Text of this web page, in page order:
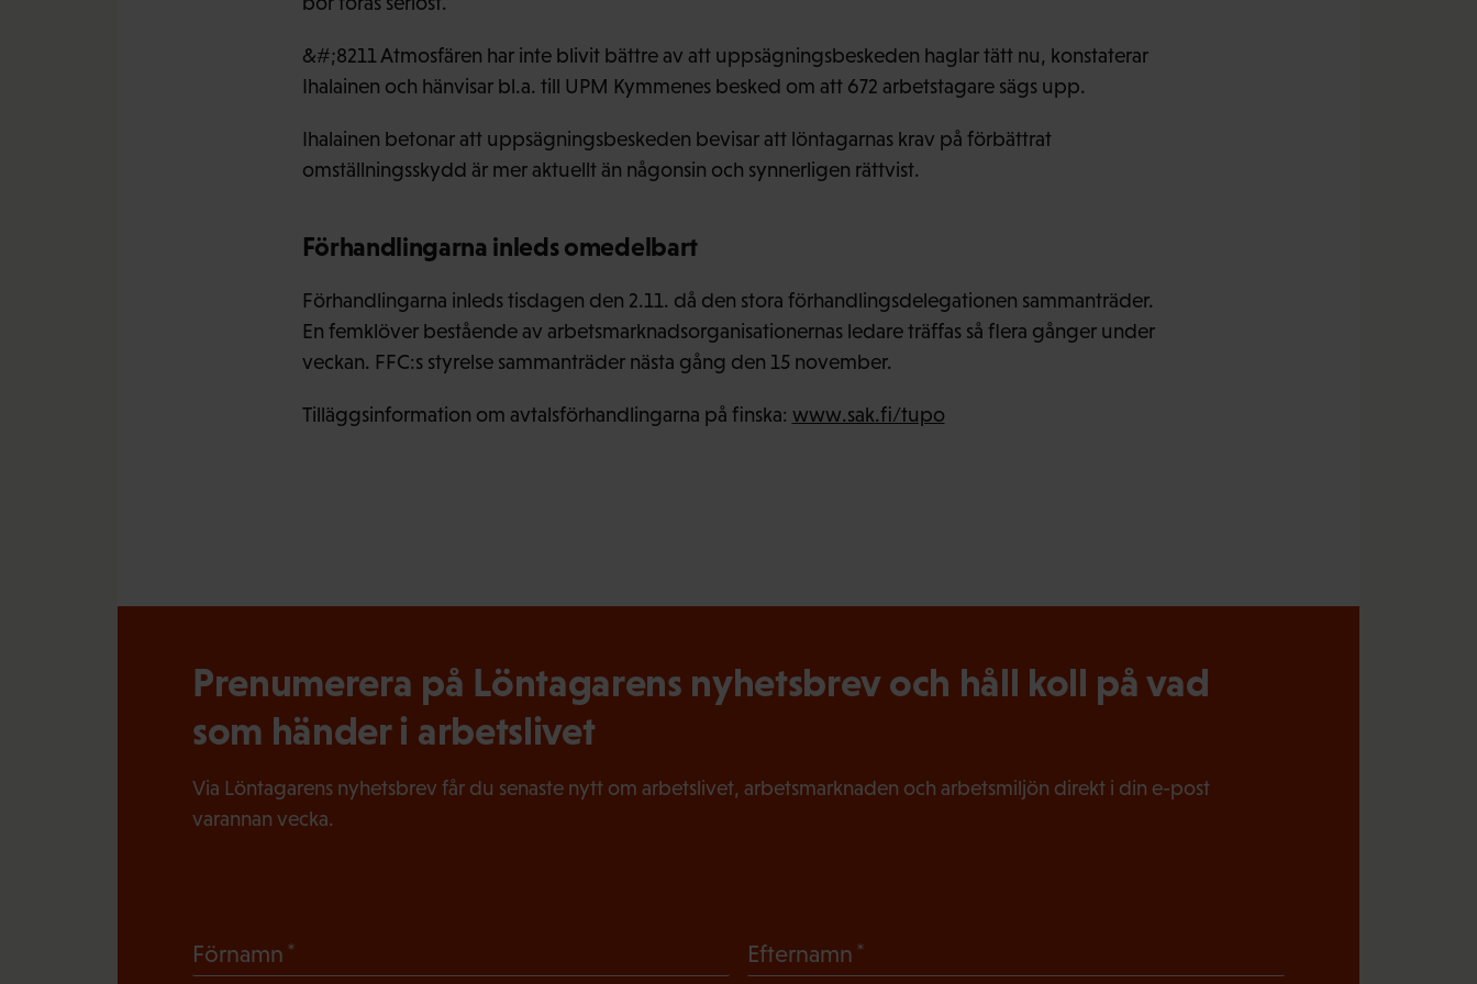
&#;8211 Atmosfären har inte blivit bättre av att uppsägningsbeskeden haglar tätt nu, konstaterar
Ihalainen och hänvisar bl.a. till UPM Kymmenes besked om att 672 arbetstagare sägs upp.
Ihalainen betonar att uppsägningsbeskeden bevisar att löntagarnas krav på förbättrat
omställningsskydd är mer aktuellt än någonsin och synnerligen rättvist.
Förhandlingarna inleds omedelbart
Förhandlingarna inleds tisdagen den 2.11. då den stora förhandlingsdelegationen sammanträder.
En femklöver bestående av arbetsmarknadsorganisationernas ledare träffas så flera gånger under
veckan. FFC:s styrelse sammanträder nästa gång den 15 november.
Tilläggsinformation om avtalsförhandlingarna på finska: www.sak.fi/tupo
Prenumerera på Löntagarens nyhetsbrev och håll koll på vad
som händer i arbetslivet
Via Löntagarens nyhetsbrev får du senaste nytt om arbetslivet, arbetsmarknaden och arbetsmiljön direkt i din e-post
varannan vecka.
Förnamn Efternamn